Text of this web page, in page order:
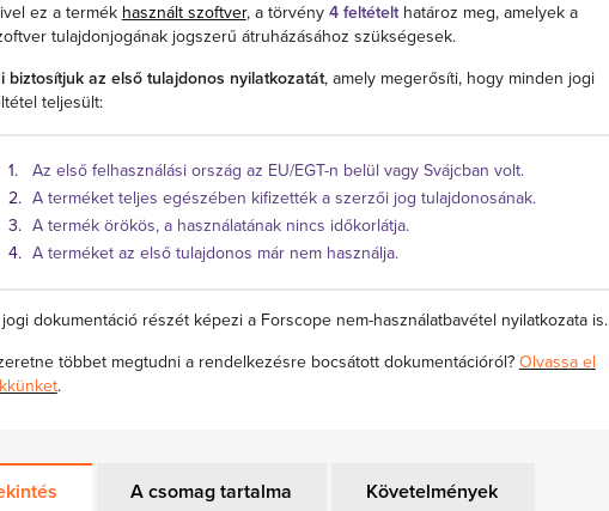
ez a termék használt szoftver, a törvény 4 feltételthatároz meg, amelyek a
tulajdonjogának jogszerű átruházásához szükségesek.
biztosítjuk az első tulajdonos nyilatkozatát, amely megerősíti, hogy minden jogi
teljesült:
Az első felhasználási ország az EU/EGT-n belül vagy Svájcban volt.
A terméket teljes egészében kifizették a szerzői jog tulajdonosának.
A termék örökös, a használatának nincs időkorlátja.
A terméket az első tulajdonos már nem használja.
dokumentáció részét képezi a Forscope nem-használatbavétel nyilatkozata is.
többet megtudni a rendelkezésre bocsátott dokumentációról? Olvassa el
.
A csomag tartalma Követelmények